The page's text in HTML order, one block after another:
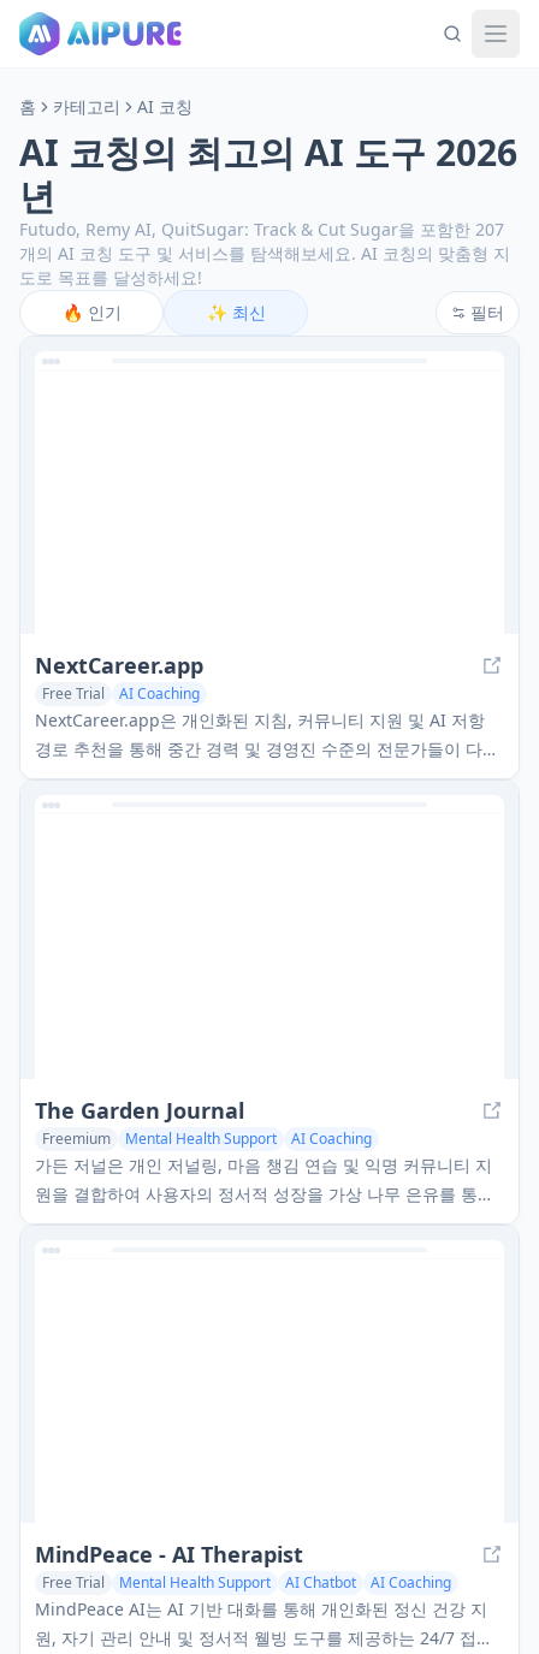
홈 카테고리 AI 코칭
AI 코칭의 최고의 AI 도구 2026
년
Futudo, Remy AI, QuitSugar: Track & Cut Sugar을 포함한 207
개의 AI 코칭 도구 및 서비스를 탐색해보세요. AI 코칭의 맞춤형 지
도로 목표를 달성하세요!
🔥 인기 ✨ 최신 필터
NextCareer.app
Free Trial AI Coaching
NextCareer.app은 개인화된 지침, 커뮤니티 지원 및 AI 저항
경로 추천을 통해 중간 경력 및 경영진 수준의 전문가들이 다음
이상적인 역할을 찾도록 돕는 AI 기반 경력 코칭 플랫폼입니다.
The Garden Journal
Freemium Mental Health Support AI Coaching
가든 저널은 개인 저널링, 마음 챙김 연습 및 익명 커뮤니티 지
원을 결합하여 사용자의 정서적 성장을 가상 나무 은유를 통해
시각화하는 AI 기반의 정서적 웰빙 앱입니다.
MindPeace - AI Therapist
Free Trial Mental Health Support AI Chatbot AI Coaching
MindPeace AI는 AI 기반 대화를 통해 개인화된 정신 건강 지
원, 자기 관리 안내 및 정서적 웰빙 도구를 제공하는 24/7 접근